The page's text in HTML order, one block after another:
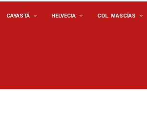
CAYASTÁ HELVECIA COL. MASCÍAS